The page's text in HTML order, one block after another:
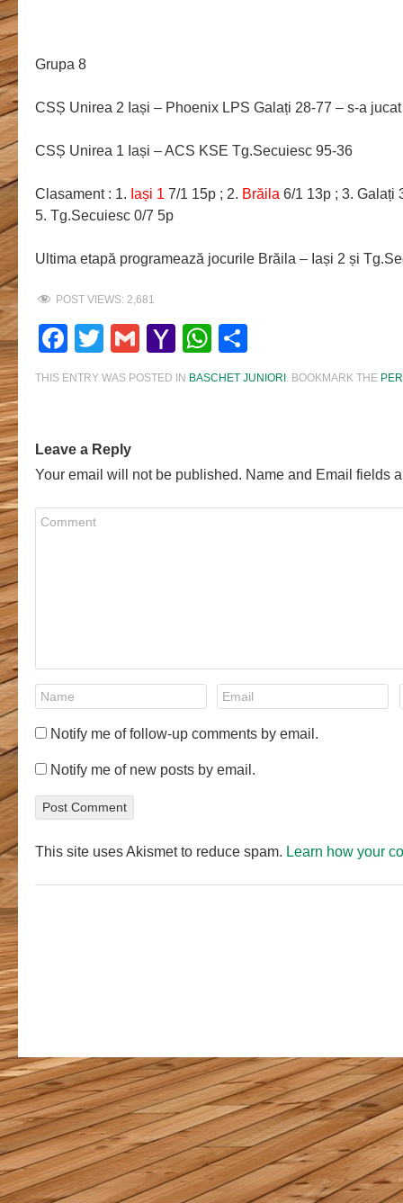
Grupa 8
CSȘ Unirea 2 Iași – Phoenix LPS Galați 28-77 – s-a
CSȘ Unirea 1 Iași – ACS KSE Tg.Secuiesc 95-36
Clasament : 1. Iași 1 7/1 15p ; 2. Brăila 6/1 13p ; 3. Galați
5. Tg.Secuiesc 0/7 5p
Ultima etapă programează jocurile Brăila – Iași 2 și
POST VIEWS: 2,681
Facebook
Twitter
GmailYahoo
Mail
WhatsApp
THIS ENTRY WAS POSTED IN BASCHET JUNIORI . BOOKMARK THE
Leave a Reply
Your email will not be published. Name and Email fields
Notify me of follow-up comments by email.
Notify me of new posts by email.
This site uses Akismet to reduce spam. Learn how your